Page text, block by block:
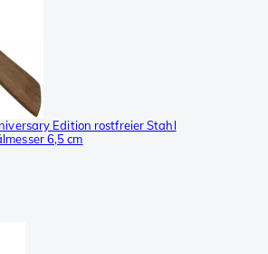
Edition rostfreier Stahl
6,5 cm